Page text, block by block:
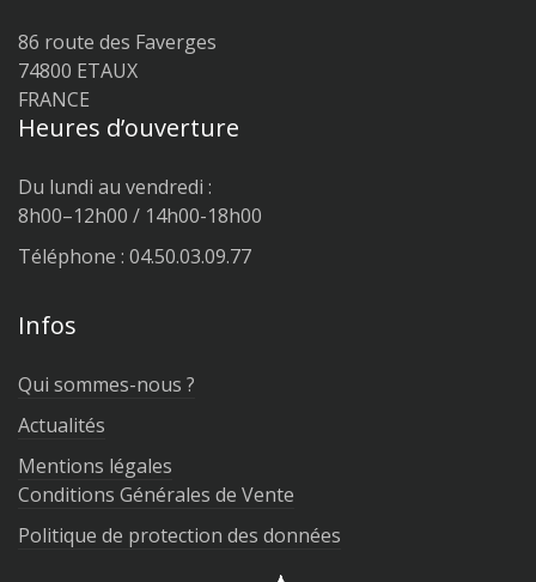
86 route des Faverges
74800 ETAUX
FRANCE
Heures d’ouverture
Du lundi au vendredi :
8h00–12h00 / 14h00-18h00
Téléphone : 04.50.03.09.77
Infos
Qui sommes-nous ?
Actualités
Mentions légales
Conditions Générales de Vente
Politique de protection des données